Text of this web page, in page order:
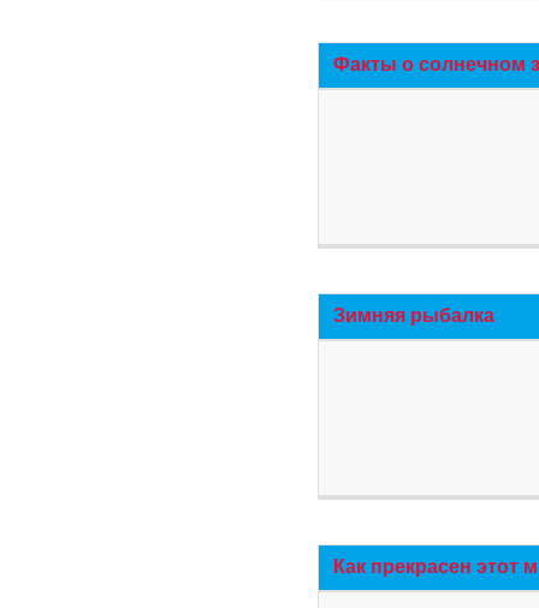
Факты о солнечном
Зимняя рыбалка
Как прекрасен этот